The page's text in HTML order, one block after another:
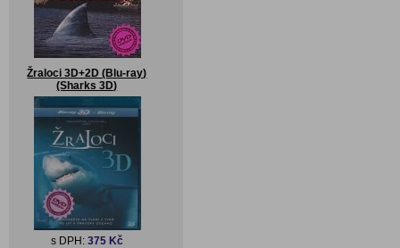
Žraloci 3D+2D (Blu-ray)
(Sharks 3D)
s DPH: 375 Kč